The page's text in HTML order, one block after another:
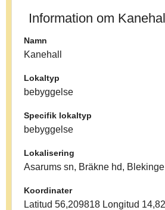
Information om
Namn
Kanehall
Lokaltyp
bebyggelse
Specifik lokaltyp
bebyggelse
Lokalisering
Asarums sn, Bräkne hd,
Koordinater
Latitud 56,209818 Longitud